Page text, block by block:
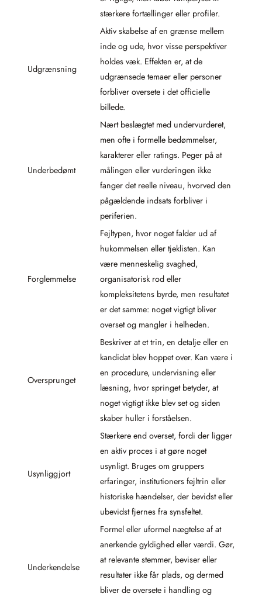
stærkere fortællinger eller profiler.
Udgrænsning
Aktiv skabelse af en grænse mellem
inde og ude, hvor visse perspektiver
holdes væk. Effekten er, at de
udgrænsede temaer eller personer
forbliver oversete i det officielle
billede.
Underbedømt
Nært beslægtet med undervurderet,
men ofte i formelle bedømmelser,
karakterer eller ratings. Peger på at
målingen eller vurderingen ikke
fanger det reelle niveau, hvorved den
pågældende indsats forbliver i
periferien.
Forglemmelse
Fejltypen, hvor noget falder ud af
hukommelsen eller tjeklisten. Kan
være menneskelig svaghed,
organisatorisk rod eller
kompleksitetens byrde, men resultatet
er det samme: noget vigtigt bliver
overset og mangler i helheden.
Oversprunget
Beskriver at et trin, en detalje eller en
kandidat blev hoppet over. Kan være i
en procedure, undervisning eller
læsning, hvor springet betyder, at
noget vigtigt ikke blev set og siden
skaber huller i forståelsen.
Usynliggjort
Stærkere end overset, fordi der ligger
en aktiv proces i at gøre noget
usynligt. Bruges om gruppers
erfaringer, institutioners fejltrin eller
historiske hændelser, der bevidst eller
ubevidst fjernes fra synsfeltet.
Underkendelse
Formel eller uformel nægtelse af at
anerkende gyldighed eller værdi. Gør,
at relevante stemmer, beviser eller
resultater ikke får plads, og dermed
bliver de oversete i handling og